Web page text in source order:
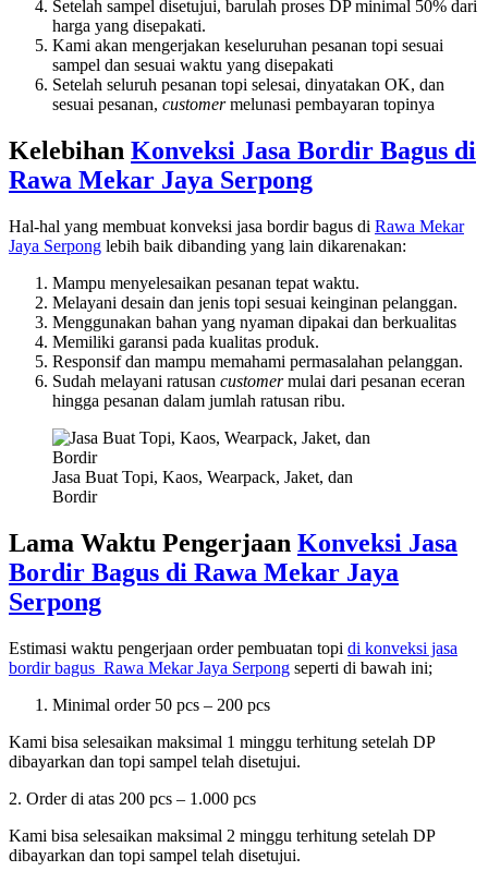
Setelah sampel disetujui, barulah proses DP minimal 50% dari
harga yang disepakati.
Kami akan mengerjakan keseluruhan pesanan topi sesuai
sampel dan sesuai waktu yang disepakati
Setelah seluruh pesanan topi selesai, dinyatakan OK, dan
sesuai pesanan, customermelunasi pembayaran topinya
Kelebihan Konveksi Jasa Bordir Bagus di
Rawa Mekar Jaya Serpong
Hal-hal yang membuat konveksi jasa bordir bagus di Rawa Mekar
Jaya Serpong lebih baik dibanding yang lain dikarenakan:
Mampu menyelesaikan pesanan tepat waktu.
Melayani desain dan jenis topi sesuai keinginan pelanggan.
Menggunakan bahan yang nyaman dipakai dan berkualitas
Memiliki garansi pada kualitas produk.
Responsif dan mampu memahami permasalahan pelanggan.
Sudah melayani ratusan customermulai dari pesanan eceran
hingga pesanan dalam jumlah ratusan ribu.
Jasa Buat Topi, Kaos, Wearpack, Jaket, dan
Bordir
Lama Waktu Pengerjaan Konveksi Jasa
Bordir Bagus di Rawa Mekar Jaya
Serpong
Estimasi waktu pengerjaan order pembuatan topi di konveksi jasa
bordir bagus Rawa Mekar Jaya Serpong seperti di bawah ini;
Minimal order 50 pcs – 200 pcs
Kami bisa selesaikan maksimal 1 minggu terhitung setelah DP
dibayarkan dan topi sampel telah disetujui.
2. Order di atas 200 pcs – 1.000 pcs
Kami bisa selesaikan maksimal 2 minggu terhitung setelah DP
dibayarkan dan topi sampel telah disetujui.